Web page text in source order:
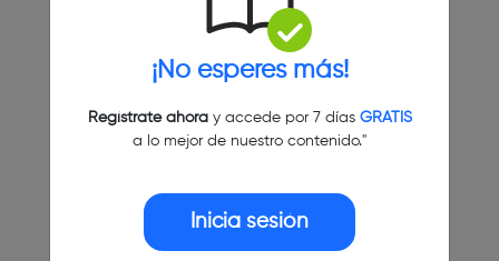
¡No esperes más!
Regístrate ahoray accede por 7 días GRATIS
a lo mejor de nuestro contenido."
Inicia sesión